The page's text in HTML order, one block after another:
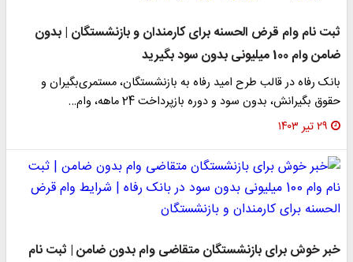
ثبت نام وام قرض الحسنه برای کارمندان و بازنشستگان | بدون
ضامن وام 100 میلیونی بدون سود بگیرید
بانک رفاه در قالب طرح امید رفاه به بازنشستگان، مستمری‌بگیران و
حقوق بگیرانش، بدون سود و دوره بازپرداخت 24 ماهه، وام…
۲۹ تیر ۱۴۰۳
خبر خوش برای بازنشستگان متقاضی وام بدون ضامن | ثبت نام